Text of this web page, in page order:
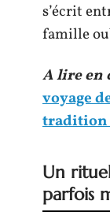
s’écrit
famille
A lire en
voyage
tradition
Un
parfois